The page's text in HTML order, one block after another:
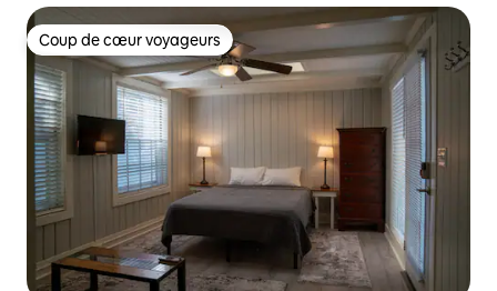
Coup de cœur voyageurs
Coup de cœur voyageurs